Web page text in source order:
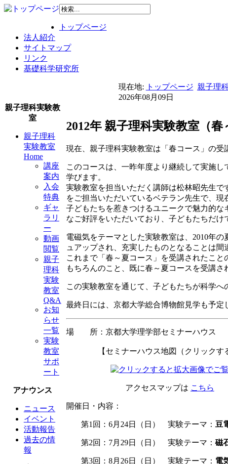
トップページ
法人紹介
サイトマップ
リンク
基礎科学研究所
現在地: トップページ 親子理
2026年08月09日
親子理科実験教
室
親子理科
実験教室
Home
講座
案内
入会
特典
ギャ
ラリ
ー
動画
閲覧
親子
理科
実験
教室
Q&A
お知
らせ
一覧
実験
教室
サポ
ート
アナウンス
ニュース
イベント
活動報告
過去の情
報
2012年 親子理科実験教室（
現在、親子理科実験教室は「春コース」の受
このコースは、一昨年度より継続して実施
学びます。
実験教室を担当いただく講師は松林昭先生で
をご担当いただいているベテラン先生で、現
子どもたちを惹きつけるユニークで魅力的
なご好評をいただいており、子どもたちだけ
電磁気をテーマとした実験教室は、2010年
ュアップされ、充実したものとなることは間
これまで「春～夏コース」を受講されたこ
もちろんのこと、既に春～夏コースを受講
この実験教室を通じて、子どもたちが科学
最終日には、京都大学総合博物館見学も予定
場 所：京都大学理学部セミナーハウス
【セミナーハウス地図（クリックする
アクセスマップは こちら
開催日・内容：
第1回：6月24日（日） 実験テーマ： 豆
第2回：7月29日（日） 実験テーマ： 磁
第3回：8月26日（日） 実験テーマ： 電